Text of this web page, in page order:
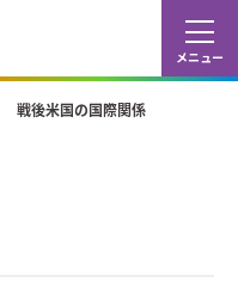
カ
シ
戦後米国の国際関係